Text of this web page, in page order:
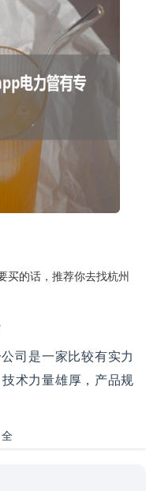
买的话，推荐你去找杭州
司是一家比较有实力
术力量雄厚，产品规